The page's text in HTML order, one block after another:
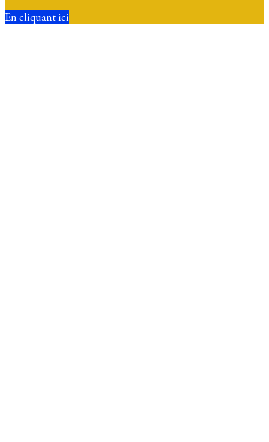
En cliquant ici